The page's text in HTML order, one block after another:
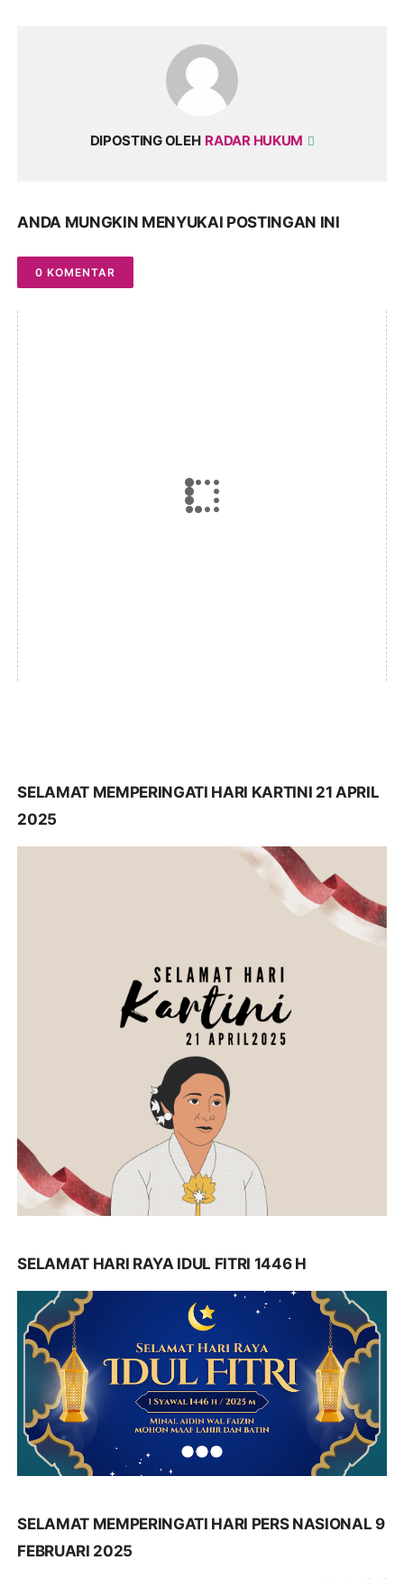
DIPOSTING OLEH RADAR HUKUM
ANDA MUNGKIN MENYUKAI POSTINGAN INI
0 KOMENTAR
SELAMAT MEMPERINGATI HARI KARTINI 21 APRIL
2025
SELAMAT HARI RAYA IDUL FITRI 1446 H
SELAMAT MEMPERINGATI HARI PERS NASIONAL 9
FEBRUARI 2025